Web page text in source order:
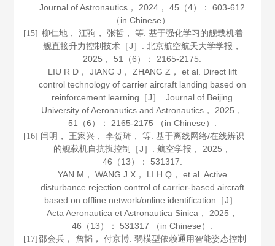
Journal of Astronautics ， 2024 ，45 （4）： 603-612
（in Chinese）.
[15] 柳仁地， 江驹， 张哲， 等. 基于强化学习的舰载机着
舰直接升力控制技术［J］.北京航空航天大学学报 ，
2025 ， 51
（6）： 2165-2175.
LIU R D， JIANG J， ZHANG Z， et al. Direct lift
control technology of carrier aircraft landing based on
reinforcement learning［J］.Journal of Beijing
University of Aeronautics and Astronautics ， 2025 ，
51
（6）： 2165-2175 （in Chinese）.
[16] 闫明， 王家兴， 李贺琦， 等. 基于离线网络/在线辨识
的舰载机自抗扰控制［J］.航空学报 ， 2025 ，
46 （13）： 531317.
YAN M， WANG J X， LI H Q， et al. Active
disturbance rejection control of carrier-based aircraft
based on offline network/online identification［J］.
Acta Aeronautica et Astronautica Sinica ， 2025 ，
46 （13）： 531317 （in Chinese）.
[17] 邵会兵， 詹韬， 付京博. 弱模型依赖通用智能姿态控制